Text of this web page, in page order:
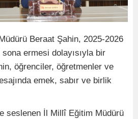
Beraat Şahin, 2025-2026
sona ermesi dolayısıyla bir
öğrenciler, öğretmenler ve
emek, sabır ve birlik
seslenen İl Millî Eğitim Müdürü